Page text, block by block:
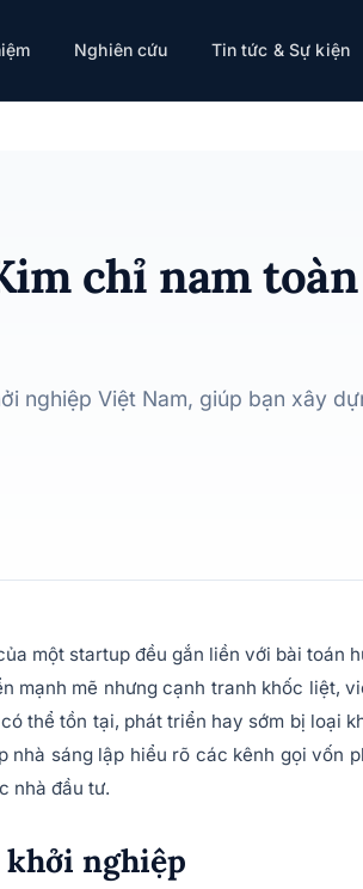
Nghiên cứu Tin tức & Sự kiện
chỉ nam
nghiệp Việt Nam, giúp bạn xây
một startup đều gắn liền với bài toán
mạnh mẽ nhưng cạnh tranh khốc liệt,
thể tồn tại, phát triển hay sớm bị loại
sáng lập hiểu rõ các kênh gọi vốn
nhà đầu tư.
khởi nghiệp